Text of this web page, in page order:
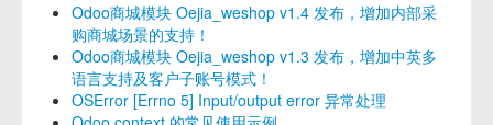
Odoo商城模块 Oejia_weshop v1.4 发布，增加内部采
购商城场景的支持！
Odoo商城模块 Oejia_weshop v1.3 发布，增加中英多
语言支持及客户子账号模式！
OSError [Errno 5] Input/output error 异常处理